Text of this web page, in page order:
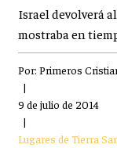
Israel devolverá
mostraba en
Por: Primeros
|
9 de julio de 2014
|
Lugares de Tierra